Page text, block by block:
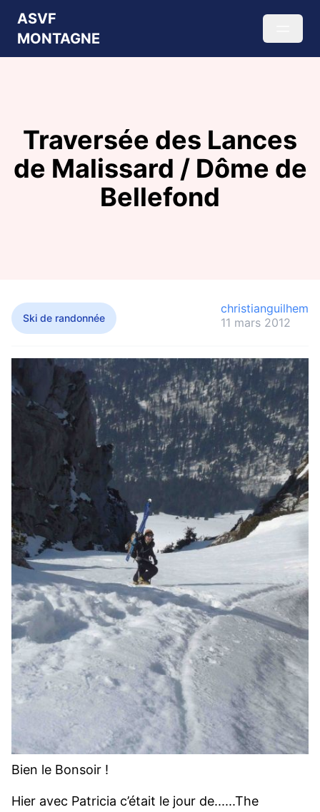
ASVF
MONTAGNE
Traversée des Lances
de Malissard / Dôme de
Bellefond
Ski de randonnée
christianguilhem
11 mars 2012
Bien le Bonsoir !
Hier avec Patricia c’était le jour de......The